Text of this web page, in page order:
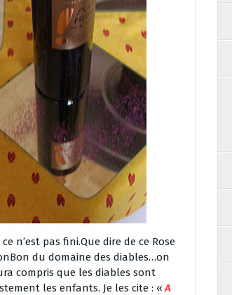
ce n’est pas fini.Que dire de ce Rose
du domaine des diables…on
compris que les diables sont
les enfants. Je les cite : «A